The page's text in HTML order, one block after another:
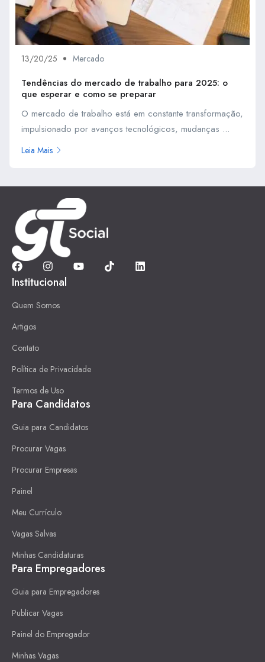
13/20/25 Mercado
Tendências do mercado de trabalho para 2025: o
que esperar e como se preparar
O mercado de trabalho está em constante transformação,
impulsionado por avanços tecnológicos, mudanças ...
Leia Mais
Institucional
Quem Somos
Artigos
Contato
Política de Privacidade
Termos de Uso
Para Candidatos
Guia para Candidatos
Procurar Vagas
Procurar Empresas
Painel
Meu Currículo
Vagas Salvas
Minhas Candidaturas
Para Empregadores
Guia para Empregadores
Publicar Vagas
Painel do Empregador
Minhas Vagas